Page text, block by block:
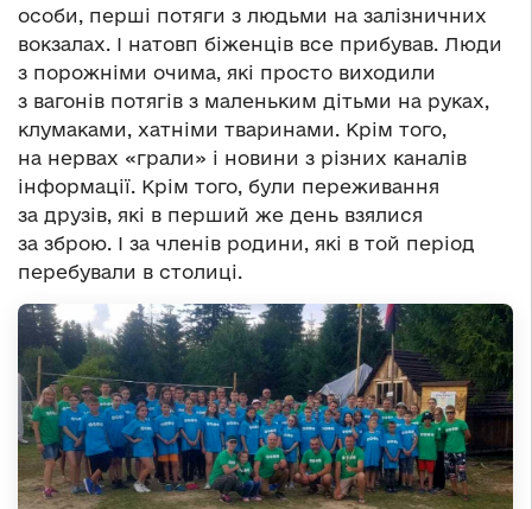
особи, перші потяги з людьми на залізничних
вокзалах. І натовп біженців все прибував. Люди
з порожніми очима, які просто виходили
з вагонів потягів з маленьким дітьми на руках,
клумаками, хатніми тваринами. Крім того,
на нервах «грали» і новини з різних каналів
інформації. Крім того, були переживання
за друзів, які в перший же день взялися
за зброю. І за членів родини, які в той період
перебували в столиці.